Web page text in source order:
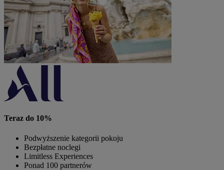
Teraz do 10%
Podwyższenie kategorii pokoju
Bezpłatne noclegi
Limitless Experiences
Ponad 100 partnerów